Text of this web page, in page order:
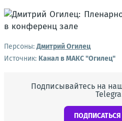
Персоны: Дмитрий Огилец
Источник: Канал в МАКС "Огилец"
Подписывайтесь на